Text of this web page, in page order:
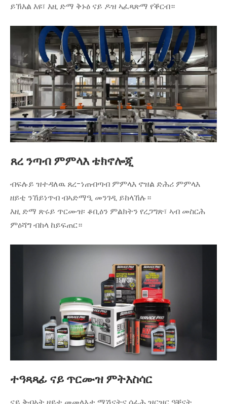
ይኽእል እዩ፣ እዚ ድማ ቅኑዕ ናይ ዶዝ ኣፈጻጽማ የቕርብ።
ጸረ ንጣብ ምምላእ ቴክኖሎጂ
ብፍሉይ ዝተዳለዉ ጸረ-ነጠብጣብ ምምላእ ኖዝል ድሕሪ ምምላእ
ዘይቲ ንኸይነጥብ ብኣድማዒ መንገዲ ይከላኸሉ።
እዚ ድማ ጽሩይ ጥርሙዝ፡ ቆቢዕን ምልክትን የረጋግጽ፣ ኣብ መስርሕ
ምዕሻግ ብከላ ከይፍጠር።
ተዓጻጻፊ ናይ ጥርሙዝ ምትእስሳር